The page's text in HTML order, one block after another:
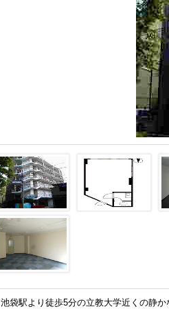
池袋駅より徒歩5分の立教大学近くの静か